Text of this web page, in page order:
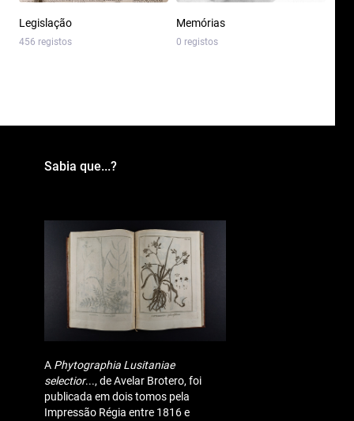
Legislação
456 registos
Memórias
0 registos
Sabia que...?
A Phytographia Lusitaniae
selectior..., de Avelar Brotero, foi
publicada em dois tomos pela
Impressão Régia entre 1816 e